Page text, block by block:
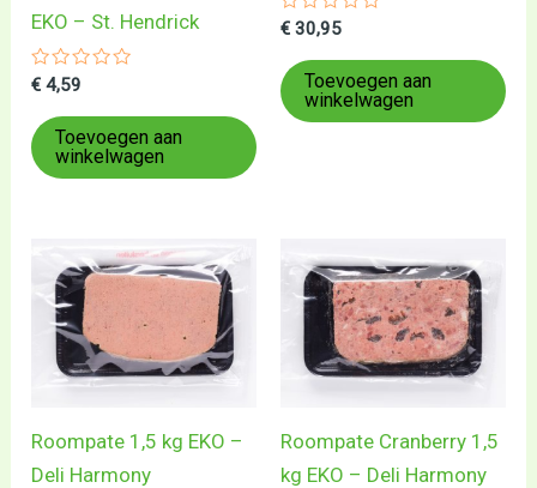
EKO – St. Hendrick
Gewaardeerd
uit
5
€ 4,59
Toevoegen aan
winkelwagen
Gewaardeerd
uit
5
€ 30,95
Toevoegen aan
winkelwagen
Roompate 1,5 kg EKO –
Deli Harmony
Roompate Cranberry 1,5
kg EKO – Deli Harmony